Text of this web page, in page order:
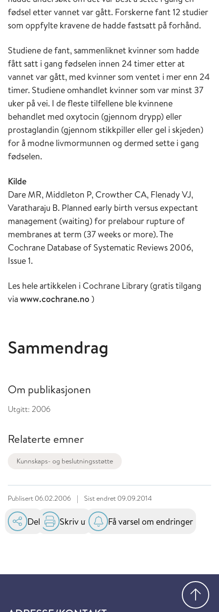
fødsel etter vannet var gått. Forskerne fant 12 studier
som oppfylte kravene de hadde fastsatt på forhånd.
Studiene de fant, sammenliknet kvinner som hadde
fått satt i gang fødselen innen 24 timer etter at
vannet var gått, med kvinner som ventet i mer enn 24
timer. Studiene omhandlet kvinner som var minst 37
uker på vei. I de fleste tilfellene ble kvinnene
behandlet med oxytocin (gjennom drypp) eller
prostaglandin (gjennom stikkpiller eller gel i skjeden)
for å modne livmormunnen og dermed sette i gang
fødselen.
Kilde
Dare MR, Middleton P, Crowther CA, Flenady VJ,
Varatharaju B. Planned early birth versus expectant
management (waiting) for prelabour rupture of
membranes at term (37 weeks or more). The
Cochrane Database of Systematic Reviews 2006,
Issue 1.
Les hele artikkelen i Cochrane Library (gratis tilgang
viawww.cochrane.no)
Sammendrag
Om publikasjonen
Utgitt: 2006
Relaterte emner
Kunnskaps- og beslutningsstøtte
Publisert 06.02.2006 | Sist endret 09.09.2014
Del Skriv ut Få varsel om endringer